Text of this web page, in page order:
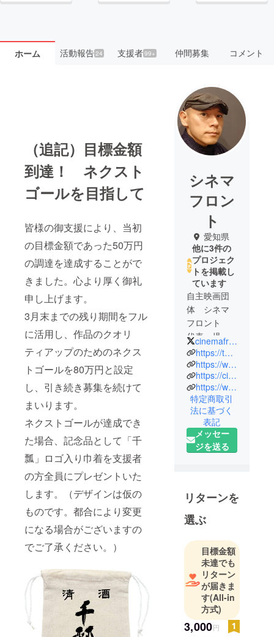
ホーム 活動報告24 支援者99+ 仲間募集 コメント
（追記）目標金額
到達！ ネクスト
ゴールを目指して
皆様の御支援により、当初
の目標金額であった50万円
の調達を達成することがで
きました。心より厚く御礼
申し上げます。
3月末までの残り期間をフル
に活用し、作品のクオリ
ティアップのためのネクス
トゴールを80万円と設定
し、引き続き募集を続けて
まいります。
ネクストゴールが達成でき
た場合、記念品として「千
瓢」ロゴ入り巾着を支援者
の方全員にプレゼントいた
します。（デザインは仮の
ものです。都合により変更
になる場合がございますの
でご了承ください。）
シネマ
フロン
ト
愛知県
他に3件の
プロジェク
トを掲載し
ています
自主映画団
体 シネマ
フロント
代表 児玉
篤史
cinemafrontjp
https://twitter.com/cinemafrontjp
https://www.instagram.com/cinemafrontjp/
https://cinemafrontjp.booth.pm/
https://www.youtube.com/user/cinemafrontjp
特定商取引
法に基づく
表記
メッセー
ジを送る
リターンを
選ぶ
目標金額
未達でも
リターン
が届きま
す(All-in
方式)
3,000円